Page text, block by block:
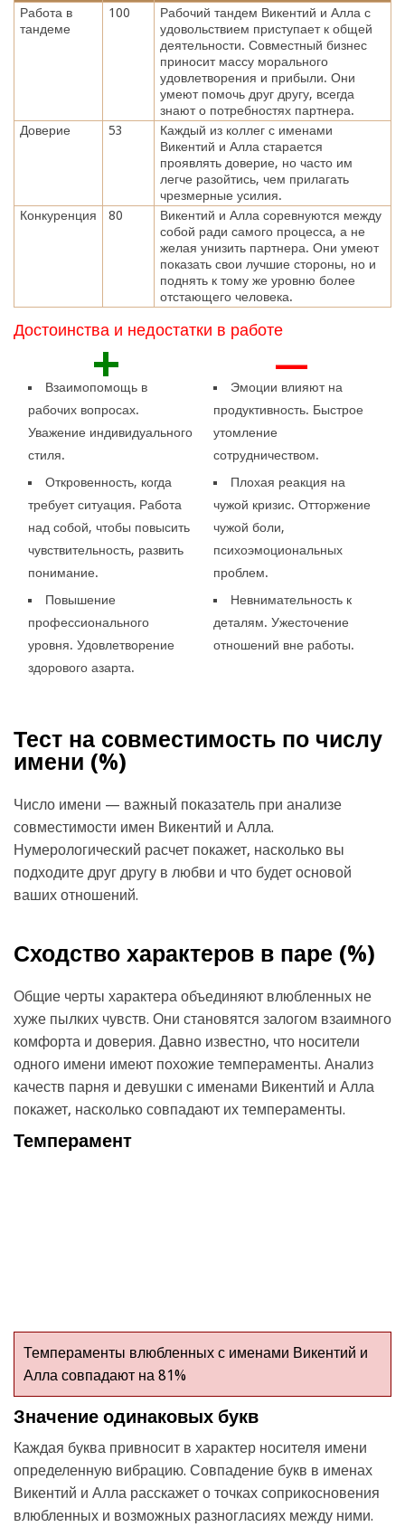
Работа в
тандеме
100
Рабочий тандем Викентий и Алла с
удовольствием приступает к общей
деятельности. Совместный бизнес
приносит массу морального
удовлетворения и прибыли. Они
умеют помочь друг другу, всегда
знают о потребностях партнера.
Доверие
53
Каждый из коллег с именами
Викентий и Алла старается
проявлять доверие, но часто им
легче разойтись, чем прилагать
чрезмерные усилия.
Конкуренция
80
Викентий и Алла соревнуются между
собой ради самого процесса, а не
желая унизить партнера. Они умеют
показать свои лучшие стороны, но и
поднять к тому же уровню более
отстающего человека.
Достоинства и недостатки в работе
+
Взаимопомощь в
рабочих вопросах.
Уважение индивидуального
стиля.
Откровенность, когда
требует ситуация. Работа
над собой, чтобы повысить
чувствительность, развить
понимание.
Повышение
профессионального
уровня. Удовлетворение
здорового азарта.
—
Эмоции влияют на
продуктивность. Быстрое
утомление
сотрудничеством.
Плохая реакция на
чужой кризис. Отторжение
чужой боли,
психоэмоциональных
проблем.
Невнимательность к
деталям. Ужесточение
отношений вне работы.
Тест на совместимость по числу
имени (%)
Число имени — важный показатель при анализе
совместимости имен Викентий и Алла.
Нумерологический расчет покажет, насколько вы
подходите друг другу в любви и что будет основой
ваших отношений.
Сходство характеров в паре (%)
Общие черты характера объединяют влюбленных не
хуже пылких чувств. Они становятся залогом взаимного
комфорта и доверия. Давно известно, что носители
одного имени имеют похожие темпераменты. Анализ
качеств парня и девушки с именами Викентий и Алла
покажет, насколько совпадают их темпераменты.
Темперамент
Темпераменты влюбленных с именами Викентий и
Алла совпадают на 81%
Значение одинаковых букв
Каждая буква привносит в характер носителя имени
определенную вибрацию. Совпадение букв в именах
Викентий и Алла расскажет о точках соприкосновения
влюбленных и возможных разногласиях между ними.